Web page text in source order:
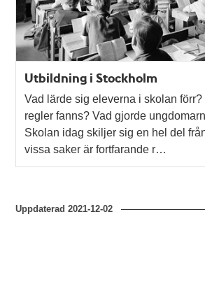
Utbildning i Stockholm
Vad lärde sig eleverna i skolan förr?
regler fanns? Vad gjorde
Skolan idag skiljer sig en hel del
vissa saker är fortfarande r…
Uppdaterad2021-12-02